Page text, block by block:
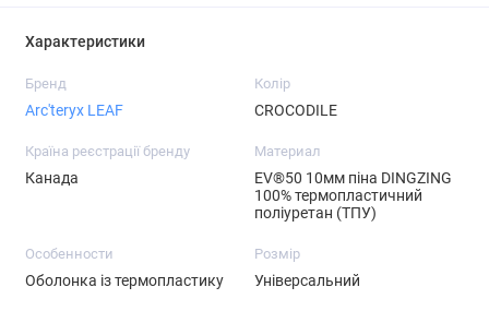
Характеристики
Бренд
Arc'teryx LEAF
Колір
CROCODILE
Країна реєстрації бренду
Канада
Материал
EV®50 10мм піна DINGZING
100% термопластичний
поліуретан (ТПУ)
Особенности
Оболонка із термопластику
Розмір
Універсальний